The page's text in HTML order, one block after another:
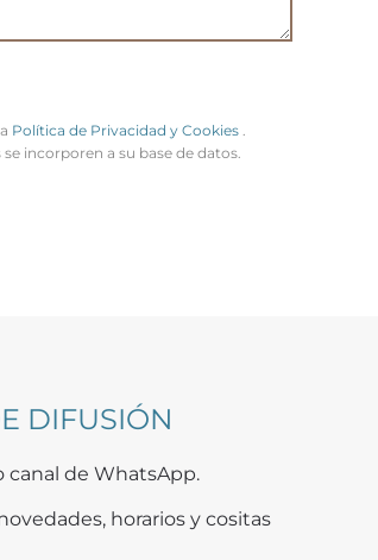
Política de Privacidad y Cookies
incorporen a su base de datos.
DIFUSIÓN
canal de WhatsApp.
horarios y cositas